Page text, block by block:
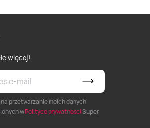
więcej!
na przetwarzanie moich danych
wPolityce prywatnościSuper